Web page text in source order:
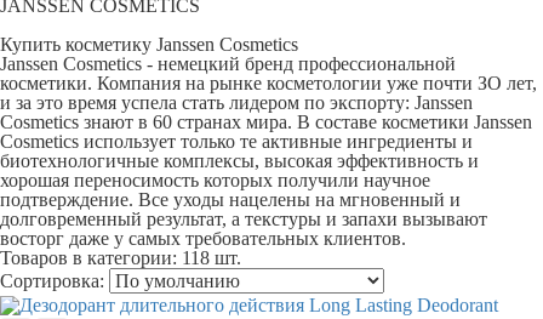
JANSSEN COSMETICS
Купить косметику Janssen Cosmetics
Janssen Cosmetics - немецкий бренд профессиональной
косметики. Компания на рынке косметологии уже почти ЗО лет,
и за это время успела стать лидером по экспорту: Janssen
Cosmetics знают в 60 странах мира. В составе косметики Janssen
Cosmetics использует только те активные ингредиенты и
биотехнологичные комплексы, высокая эффективность и
хорошая переносимость которых получили научное
подтверждение. Все уходы нацелены на мгновенный и
долговременный результат, а текстуры и запахи вызывают
восторг даже у самых требовательных клиентов.
Товаров в категории: 118 шт.
Сортировка: